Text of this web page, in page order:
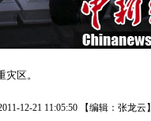
区。
12-21 11:05:50 【编辑：张龙云】